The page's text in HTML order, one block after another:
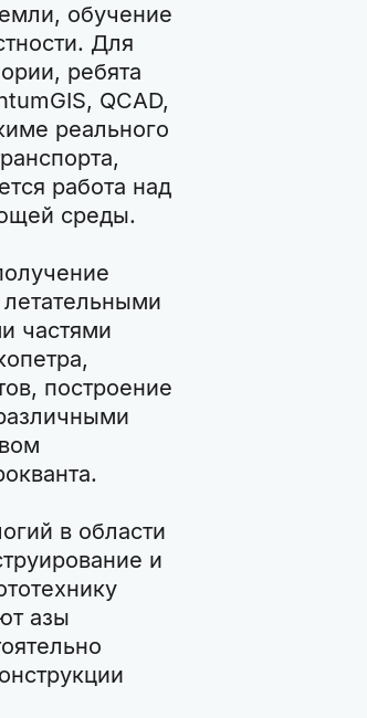
обучение
Для
ребята
QCAD,
реального
работа над
среды.
частями
построение
в области
и
азы